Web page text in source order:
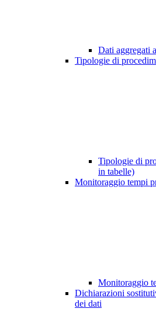
Dati aggregati
Tipologie di
Tipologie di
in tabelle)
Monitoraggio tempi
Monitoraggio
Dichiarazioni
dei dati